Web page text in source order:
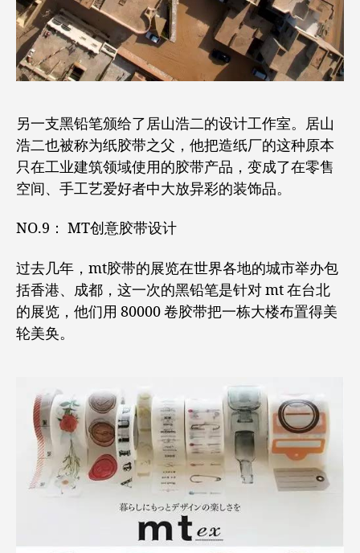
另一支黑铅笔颁给了居山浩二的设计工作室。居山
浩二也被称为纸胶带之父，他把造纸厂的这种原本
只在工业建筑领域使用的胶带产品，变成了在零售
空间、手工艺爱好者中大放异彩的装饰品。
NO.9： MT创意胶带设计
过去几年，mt胶带的展览在世界各地的城市举办包
括香港、成都，这一次的黑铅笔是针对 mt 在台北
的展览，他们用 80000 卷胶带把一栋大楼布置得美
轮美奂。